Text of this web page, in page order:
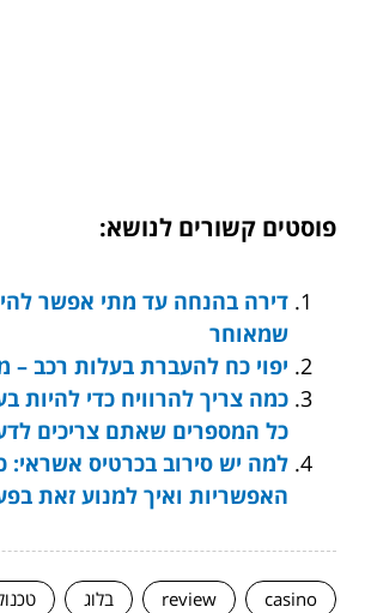
פוסטים קשורים לנושא:
דירה בהנחה עד מתי אפשר
שמאוחר
יפוי כח להעברת בעלות רכב
כמה צריך להרוויח כדי להיות
כל המספרים שאתם צריכים
למה יש סירוב בכרטיס אשראי:
האפשריות ואיך למנוע זאת
casino
review בלוג